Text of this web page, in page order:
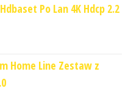
Po Lan 4K Hdcp 2.2
Home Line Zestaw z